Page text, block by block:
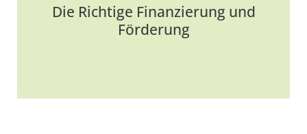
Die Richtige Finanzierung und
Förderung
Traumhaus zu finden und gemeinsam mit Ihnen
zu realisieren.
Weitere Informationen